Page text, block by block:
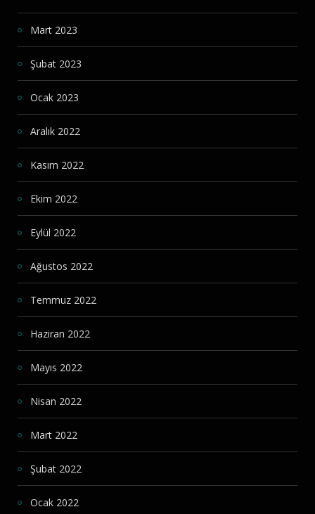
Mart 2023
Şubat 2023
Ocak 2023
Aralık 2022
Kasım 2022
Ekim 2022
Eylül 2022
Ağustos 2022
Temmuz 2022
Haziran 2022
Mayıs 2022
Nisan 2022
Mart 2022
Şubat 2022
Ocak 2022